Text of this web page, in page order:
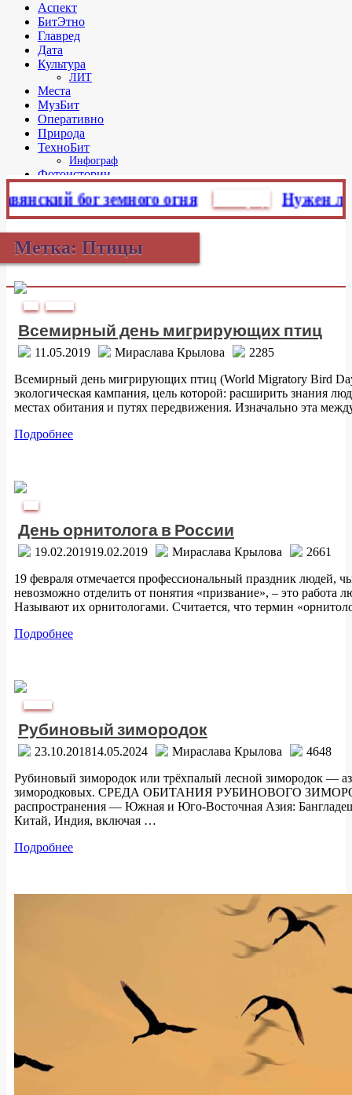
Аспект
БитЭтно
Главред
Дата
Культура
ЛИТ
Места
МузБит
Оперативно
Природа
ТехноБит
Инфограф
Фотоистории
бог земного огня Главред Нужен ли миф
Метка: Птицы
/
Всемирный день мигрирующих птиц
11.05.2019 Мираслава Крылова
2285
Всемирный день мигрирующих птиц (World Migratory Bird
экологическая кампания, цель которой: расширить знания
местах обитания и путях передвижения. Изначально эта
Подробнее
День орнитолога в России
19.02.201919.02.2019 Мираслава Крылова
2661
19 февраля отмечается профессиональный праздник людей,
невозможно отделить от понятия «призвание», – это работа
Называют их орнитологами. Считается, что термин
Подробнее
Рубиновый зимородок
23.10.201814.05.2024 Мираслава Крылова
4648
Рубиновый зимородок или трёхпалый лесной зимородок —
зимородковых. СРЕДА ОБИТАНИЯ РУБИНОВОГО
распространения — Южная и Юго-Восточная Азия:
Китай, Индия, включая …
Подробнее